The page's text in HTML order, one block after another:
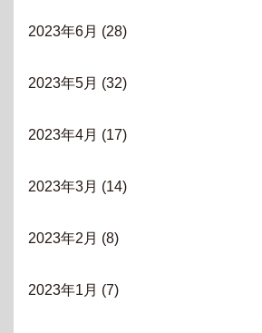
2023年6月 (28)
2023年5月 (32)
2023年4月 (17)
2023年3月 (14)
2023年2月 (8)
2023年1月 (7)